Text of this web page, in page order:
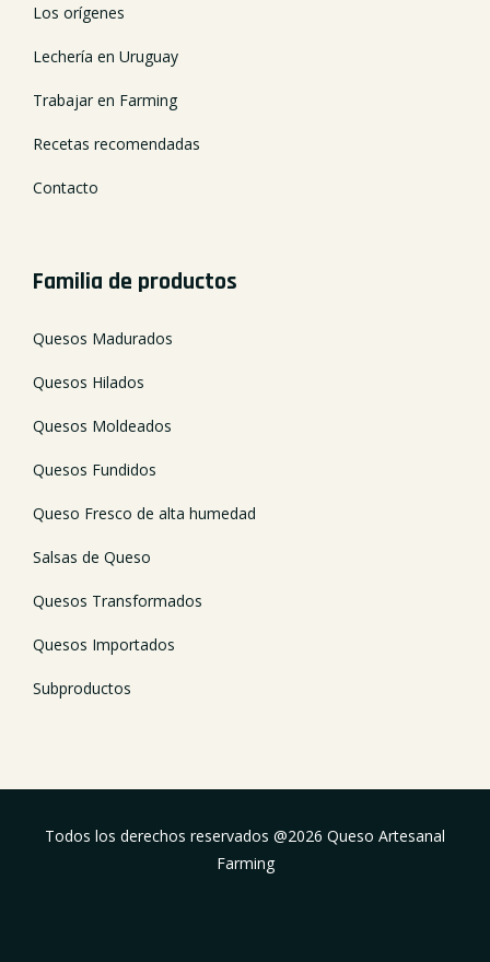
Los orígenes
Lechería en Uruguay
Trabajar en Farming
Recetas recomendadas
Contacto
Familia de productos
Quesos Madurados
Quesos Hilados
Quesos Moldeados
Quesos Fundidos
Queso Fresco de alta humedad
Salsas de Queso
Quesos Transformados
Quesos Importados
Subproductos
Todos los derechos reservados @2026 Queso Artesanal
Farming